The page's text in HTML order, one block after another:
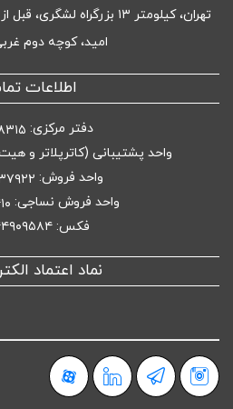
تهران، کیلومتر ۱۳ بزرگراه
امید، کوچه دوم
اطلاعات
دفتر مرکزی:
واحد پشتیبانی (کاترپلاتر و
واحد فروش:
واحد فروش نساجی:
فکس: ۴۴۹۰۹۵۸۴-۰۲۱
نماد اعتماد